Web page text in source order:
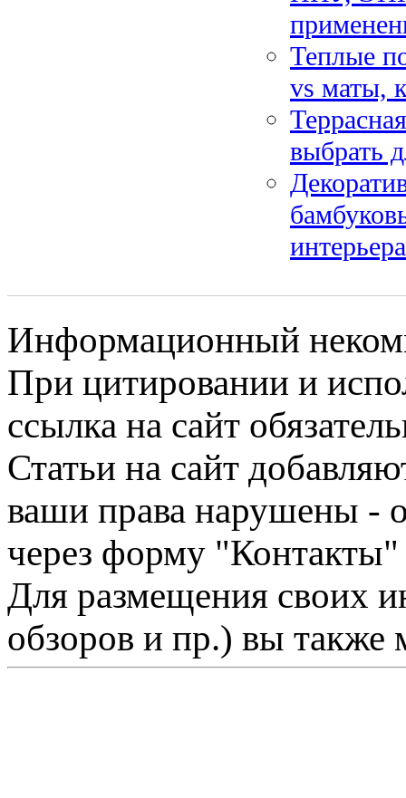
Теплые
vs маты,
выбрать
интерьера
Информационный
При цитировании и
ссылка на сайт
Статьи на сайт
ваши права нарушены -
через форму "Контакты"
Для размещения своих
обзоров и пр.) вы также